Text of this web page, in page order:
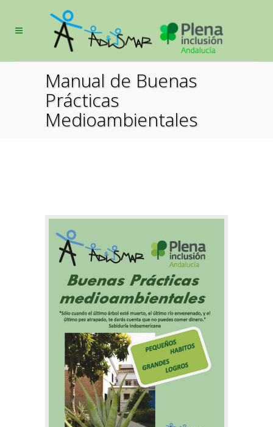
Manual de Buenas
Prácticas
Medioambientales